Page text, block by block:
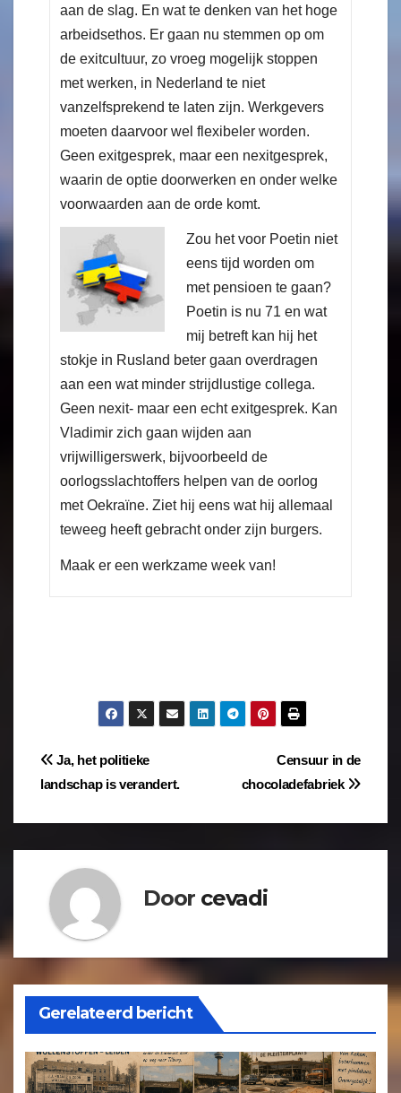
aan de slag. En wat te denken van het hoge
arbeidsethos. Er gaan nu stemmen op om
de exitcultuur, zo vroeg mogelijk stoppen
met werken, in Nederland te niet
vanzelfsprekend te laten zijn. Werkgevers
moeten daarvoor wel flexibeler worden.
Geen exitgesprek, maar een nexitgesprek,
waarin de optie doorwerken en onder welke
voorwaarden aan de orde komt.
Zou het voor Poetin niet
eens tijd worden om
met pensioen te gaan?
Poetin is nu 71 en wat
mij betreft kan hij het
stokje in Rusland beter gaan overdragen
aan een wat minder strijdlustige collega.
Geen nexit- maar een echt exitgesprek. Kan
Vladimir zich gaan wijden aan
vrijwilligerswerk, bijvoorbeeld de
oorlogsslachtoffers helpen van de oorlog
met Oekraïne. Ziet hij eens wat hij allemaal
teweeg heeft gebracht onder zijn burgers.
Maak er een werkzame week van!
Censuur in de
chocoladefabriek
Ja, het politieke
landschap is verandert.
Door cevadi
Gerelateerd bericht